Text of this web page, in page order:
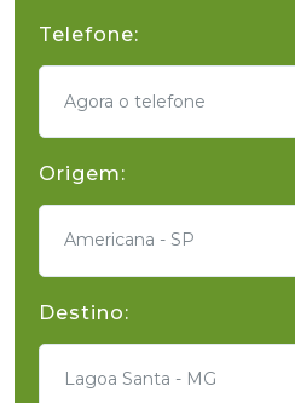
Telefone:
Origem:
Americana - SP
Destino:
Lagoa Santa - MG